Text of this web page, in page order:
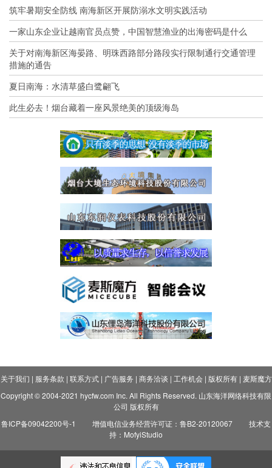
筑牢暑期安全防线 南海新区开展防溺水文明实践活动
一家山东企业让越南官员点赞，中国智慧渔业的出海密码是什么
关于对南海新区海晏路、明珠西路部分路段实行限制通行交通管理
措施的通告
夏日南海：水清草盛白鹭翩飞
此生必去！烟台藏着一座风景绝美的顶级海岛
关于我们 | 服务条款 | 联系方式| 广告服务 | 商务洽谈 | 工作机会| 版权所有| 麦斯魔方
Copyright © 2004-2021 hycfw.com Inc. All Rights Reserved. 山东海洋网络科技有限
公司 版权所有
鲁ICP备09042200号-1
增值电信业务经营许可证：鲁B2-20120067
技术支
持：MofyiStudio